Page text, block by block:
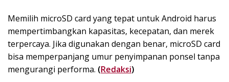
Memilih microSD card yang tepat untuk Android harus
mempertimbangkan kapasitas, kecepatan, dan merek
terpercaya. Jika digunakan dengan benar, microSD card
bisa memperpanjang umur penyimpanan ponsel tanpa
mengurangi performa. (Redaksi)